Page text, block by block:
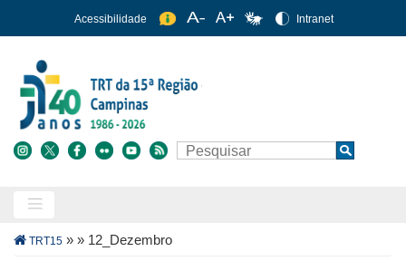
para
conteúdo
principal
Acessibilidade Intranet
Buscar Search
Trilha
TRT15 » » 12_Dezembro